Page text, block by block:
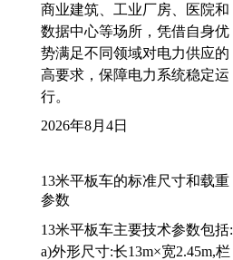
商业建筑、工业厂房、医院和
数据中心等场所，凭借自身优
势满足不同领域对电力供应的
高要求，保障电力系统稳定运
行。
2026年8月4日
13米平板车的标准尺寸和载重
参数
13米平板车主要技术参数包括:
a)外形尺寸:长13m×宽2.45m,栏